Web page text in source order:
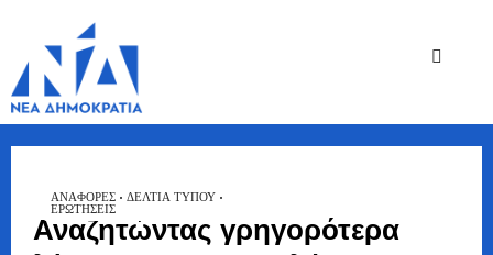
Ζήσης
Bουλευτής Ν.
Αναζητώντας γρηγορότερα
ΑΝΑΦΟΡΈΣ • ΔΕΛΤΙΑ ΤΥΠΟΥ •
ΕΡΩΤΉΣΕΙΣ